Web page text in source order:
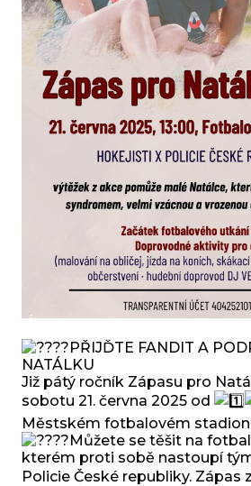
PŘIJĎTE FANDIT A
NATÁLKU
Již pátý ročník Zápasu pro
sobotu 21. června 2025 od
Městském fotbalovém
Můžete se těšit na
kterém proti sobě nastoupí
Policie České republiky. Zápas